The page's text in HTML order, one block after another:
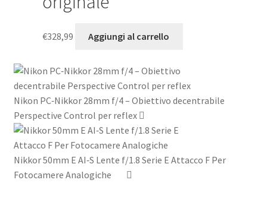
€328,99 Aggiungi al carrello
Nikon PC‑Nikkor 28mm f/4 – Obiettivo decentrabile
Perspective Control per reflex
Nikkor 50mm E AI‑S Lente f/1.8 Serie E Attacco F Per
Fotocamere Analogiche